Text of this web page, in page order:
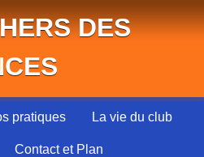
DES
pratiques La vie du club
Contact et Plan